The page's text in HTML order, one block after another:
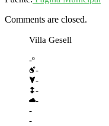
Comments are closed.
Villa Gesell
-º
-
-
-
-
-
-